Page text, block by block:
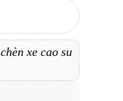
xe cao su